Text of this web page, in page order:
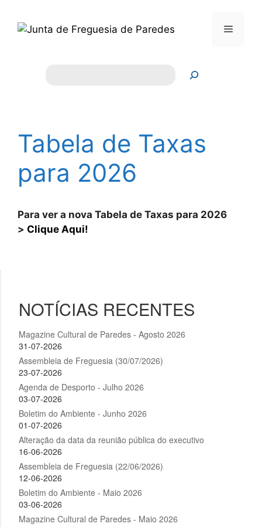
para
Menu
Tabela de Taxas
para 2026
Para ver a nova Tabela de Taxas para 2026
> Clique Aqui!